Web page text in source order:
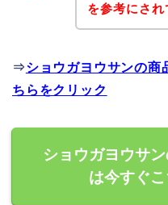
を参考にさ
⇒ショウガヨウサンの商
ちらをクリック
ショウガヨウサ
は今すぐ